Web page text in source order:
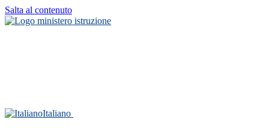
Salta al contenuto
Italiano